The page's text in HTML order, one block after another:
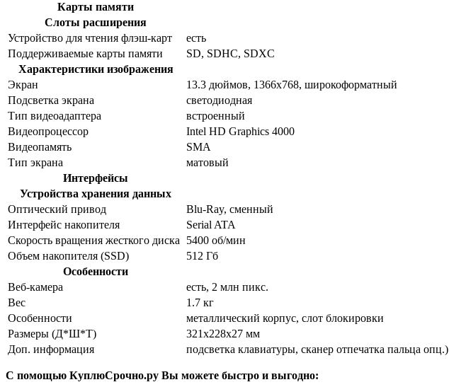
Карты памяти
Слоты расширения
Устройство для чтения флэш-карт
есть
Поддерживаемые карты памяти
SD, SDHC, SDXC
Характеристики изображения
Экран
13.3 дюймов, 1366x768, широкоформатный
Подсветка экрана
светодиодная
Тип видеоадаптера
встроенный
Видеопроцессор
Intel HD Graphics 4000
Видеопамять
SMA
Тип экрана
матовый
Интерфейсы
Устройства хранения данных
Оптический привод
Blu-Ray, сменный
Интерфейс накопителя
Serial ATA
Скорость вращения жесткого диска
5400 об/мин
Объем накопителя (SSD)
512 Гб
Особенности
Веб-камера
есть, 2 млн пикс.
Вес
1.7 кг
Особенности
металлический корпус, слот блокировки
Размеры (Д*Ш*Т)
321x228x27 мм
Доп. информация
подсветка клавиатуры, сканер отпечатка пальца опц.)
С помощью КуплюСрочно.ру Вы можете быстро и выгодно: